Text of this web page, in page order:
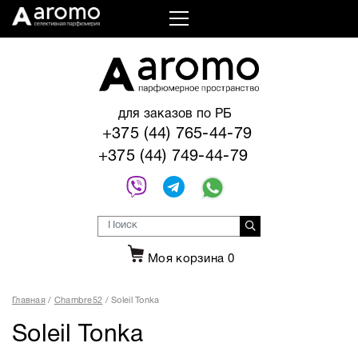
для заказов по РБ
+375 (44) 765-44-79
+375 (44) 749-44-79
Моя корзина 0
Главная Chambre52 Soleil Tonka
Soleil Tonka